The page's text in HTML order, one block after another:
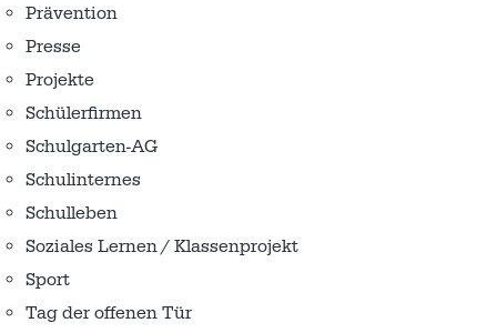
Prävention
Presse
Projekte
Schülerfirmen
Schulgarten-AG
Schulinternes
Schulleben
Soziales Lernen / Klassenprojekt
Sport
Tag der offenen Tür